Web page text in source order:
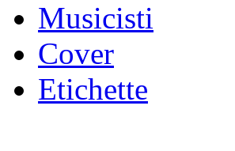
Musicisti
Cover
Etichette